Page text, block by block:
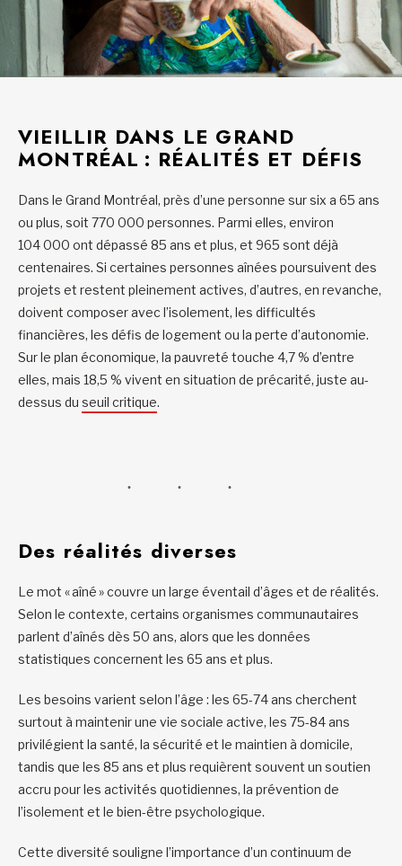
VIEILLIR DANS LE GRAND
MONTRÉAL : RÉALITÉS ET DÉFIS
Dans le Grand Montréal, près d’une personne sur six a 65 ans
ou plus, soit 770 000 personnes. Parmi elles, environ
104 000 ont dépassé 85 ans et plus, et 965 sont déjà
centenaires. Si certaines personnes aînées poursuivent des
projets et restent pleinement actives, d’autres, en revanche,
doivent composer avec l’isolement, les difficultés
financières, les défis de logement ou la perte d’autonomie.
Sur le plan économique, la pauvreté touche 4,7 % d’entre
elles, mais 18,5 % vivent en situation de précarité, juste au-
dessus du seuil critique.
Des réalités diverses
Le mot « aîné » couvre un large éventail d’âges et de réalités.
Selon le contexte, certains organismes communautaires
parlent d’aînés dès 50 ans, alors que les données
statistiques concernent les 65 ans et plus.
Les besoins varient selon l’âge : les 65-74 ans cherchent
surtout à maintenir une vie sociale active, les 75-84 ans
privilégient la santé, la sécurité et le maintien à domicile,
tandis que les 85 ans et plus requièrent souvent un soutien
accru pour les activités quotidiennes, la prévention de
l’isolement et le bien-être psychologique.
Cette diversité souligne l’importance d’un continuum de